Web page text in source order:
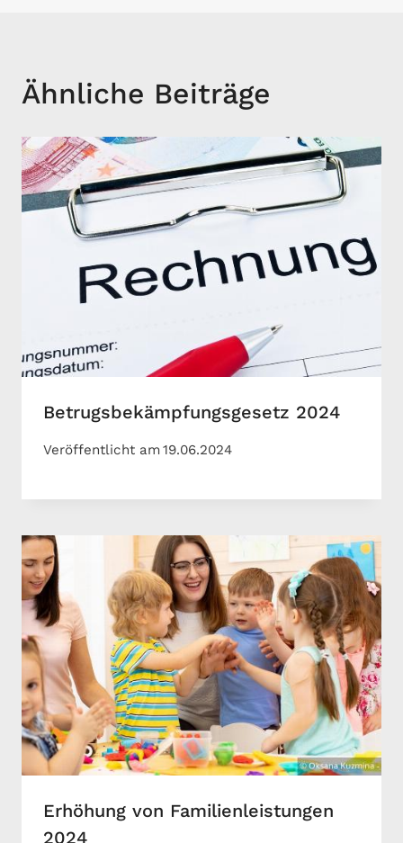
Ähnliche Beiträge
Betrugsbekämpfungsgesetz 2024
Veröffentlicht am19.06.2024
Erhöhung von Familienleistungen
2024